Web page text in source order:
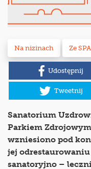
Na nizinach Ze
Udostępnij
Tweetnij
Sanatorium
Parkiem
wzniesiono pod
jej
sanatoryjno –